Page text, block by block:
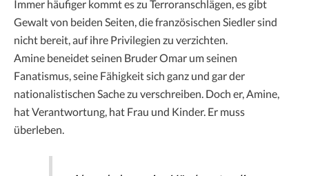
Immer häufiger kommt es zu Terroranschlägen, es gibt
Gewalt von beiden Seiten, die französischen Siedler sind
nicht bereit, auf ihre Privilegien zu verzichten.
Amine beneidet seinen Bruder Omar um seinen
Fanatismus, seine Fähigkeit sich ganz und gar der
nationalistischen Sache zu verschreiben. Doch er, Amine,
hat Verantwortung, hat Frau und Kinder. Er muss
überleben.